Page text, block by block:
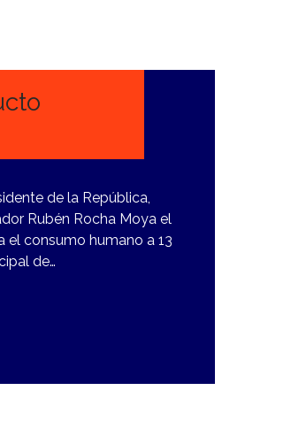
de la República,
Rubén Rocha Moya el
el consumo humano a 13
de…